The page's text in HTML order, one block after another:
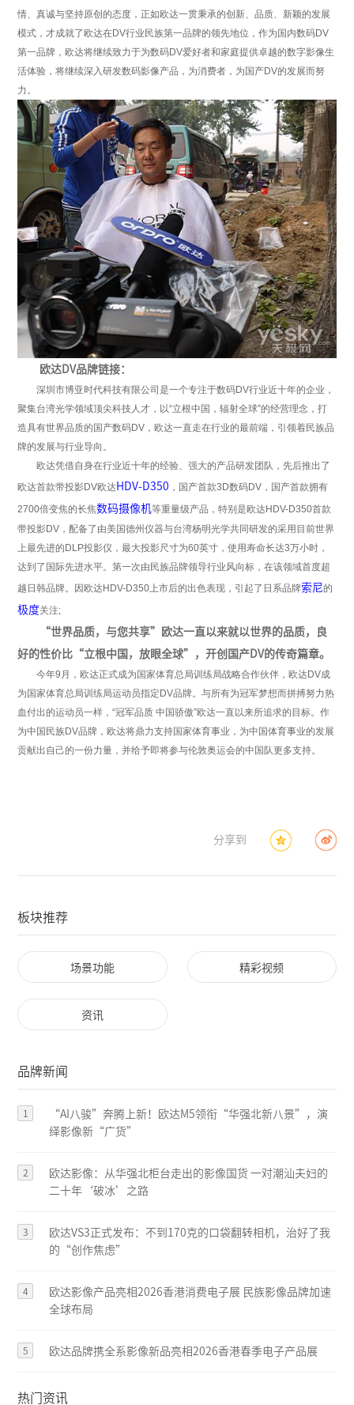
情、真诚与坚持原创的态度，正如欧达一贯秉承的创新、品质、新颖的发展
模式，才成就了欧达在DV行业民族第一品牌的领先地位，作为国内数码DV
第一品牌，欧达将继续致力于为数码DV爱好者和家庭提供卓越的数字影像生
活体验，将继续深入研发数码影像产品，为消费者，为国产DV的发展而努
力。
欧达DV品牌链接：
深圳市博亚时代科技有限公司是一个专注于数码DV行业近十年的企业，
聚集台湾光学领域顶尖科技人才，以“立根中国，辐射全球”的经营理念，打
造具有世界品质的国产数码DV，欧达一直走在行业的最前端，引领着民族品
牌的发展与行业导向。
欧达凭借自身在行业近十年的经验、强大的产品研发团队，先后推出了
欧达首款带投影DV欧达HDV-D350 ，国产首款3D数码DV，国产首款拥有
2700倍变焦的长焦数码摄像机等重量级产品，特别是欧达HDV-D350首款
带投影DV，配备了由美国德州仪器与台湾杨明光学共同研发的采用目前世界
上最先进的DLP投影仪，最大投影尺寸为60英寸，使用寿命长达3万小时，
达到了国际先进水平。第一次由民族品牌领导行业风向标，在该领域首度超
越日韩品牌。因欧达HDV-D350上市后的出色表现，引起了日系品牌索尼的
极度关注;
“世界品质，与您共享”欧达一直以来就以世界的品质，良
好的性价比“立根中国，放眼全球”，开创国产DV的传奇篇章。
今年9月，欧达正式成为国家体育总局训练局战略合作伙伴，欧达DV成
为国家体育总局训练局运动员指定DV品牌。与所有为冠军梦想而拼搏努力热
血付出的运动员一样，“冠军品质 中国骄傲”欧达一直以来所追求的目标。作
为中国民族DV品牌，欧达将鼎力支持国家体育事业，为中国体育事业的发展
贡献出自己的一份力量，并给予即将参与伦敦奥运会的中国队更多支持。
分享到
板块推荐
场景功能 精彩视频
资讯
品牌新闻
1
“AI八骏”奔腾上新！欧达M5领衔“华强北新八景”，演
绎影像新“广货”
2
欧达影像：从华强北柜台走出的影像国货 一对潮汕夫妇的
二十年‘破冰’之路
3
欧达VS3正式发布：不到170克的口袋翻转相机，治好了我
的“创作焦虑”
4
欧达影像产品亮相2026香港消费电子展 民族影像品牌加速
全球布局
5 欧达品牌携全系影像新品亮相2026香港春季电子产品展
热门资讯